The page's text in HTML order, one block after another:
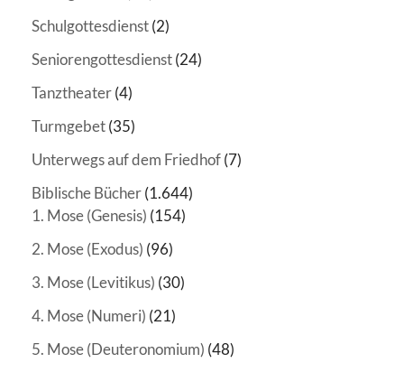
Schulgottesdienst(2)
Seniorengottesdienst(24)
Tanztheater(4)
Turmgebet(35)
Unterwegs auf dem Friedhof(7)
Biblische Bücher(1.644)
1. Mose (Genesis) (154)
2. Mose (Exodus) (96)
3. Mose (Levitikus) (30)
4. Mose (Numeri) (21)
5. Mose (Deuteronomium) (48)